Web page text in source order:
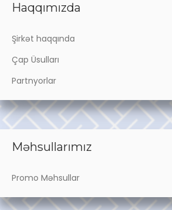
Haqqımızda
Şirkət haqqında
Çap Üsulları
Partnyorlar
Məhsullarımız
Promo Məhsullar